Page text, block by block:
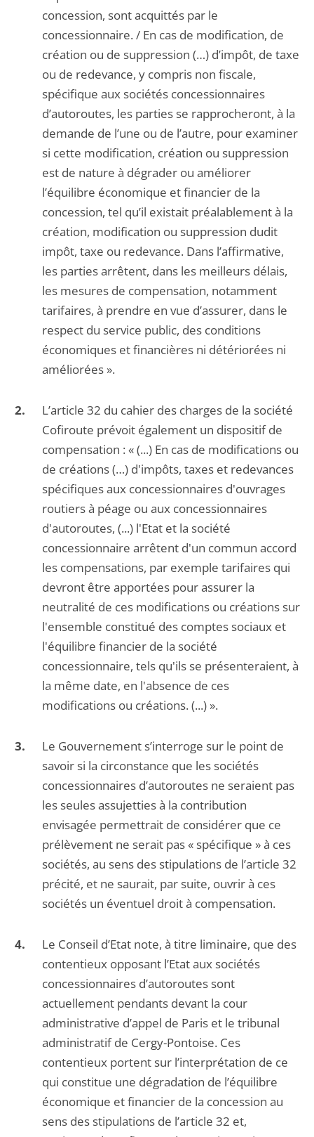
concession, sont acquittés par le
concessionnaire. / En cas de modification, de
création ou de suppression (…) d’impôt, de taxe
ou de redevance, y compris non fiscale,
spécifique aux sociétés concessionnaires
d’autoroutes, les parties se rapprocheront, à la
demande de l’une ou de l’autre, pour examiner
si cette modification, création ou suppression
est de nature à dégrader ou améliorer
l’équilibre économique et financier de la
concession, tel qu’il existait préalablement à la
création, modification ou suppression dudit
impôt, taxe ou redevance. Dans l’affirmative,
les parties arrêtent, dans les meilleurs délais,
les mesures de compensation, notamment
tarifaires, à prendre en vue d’assurer, dans le
respect du service public, des conditions
économiques et financières ni détériorées ni
améliorées ».
L’article 32 du cahier des charges de la société
Cofiroute prévoit également un dispositif de
compensation : « (...) En cas de modifications ou
de créations (…) d'impôts, taxes et redevances
spécifiques aux concessionnaires d'ouvrages
routiers à péage ou aux concessionnaires
d'autoroutes, (...) l'Etat et la société
concessionnaire arrêtent d'un commun accord
les compensations, par exemple tarifaires qui
devront être apportées pour assurer la
neutralité de ces modifications ou créations sur
l'ensemble constitué des comptes sociaux et
l'équilibre financier de la société
concessionnaire, tels qu'ils se présenteraient, à
la même date, en l'absence de ces
modifications ou créations. (...) ».
Le Gouvernement s’interroge sur le point de
savoir si la circonstance que les sociétés
concessionnaires d’autoroutes ne seraient pas
les seules assujetties à la contribution
envisagée permettrait de considérer que ce
prélèvement ne serait pas « spécifique » à ces
sociétés, au sens des stipulations de l’article 32
précité, et ne saurait, par suite, ouvrir à ces
sociétés un éventuel droit à compensation.
Le Conseil d’Etat note, à titre liminaire, que des
contentieux opposant l’Etat aux sociétés
concessionnaires d’autoroutes sont
actuellement pendants devant la cour
administrative d’appel de Paris et le tribunal
administratif de Cergy-Pontoise. Ces
contentieux portent sur l’interprétation de ce
qui constitue une dégradation de l’équilibre
économique et financier de la concession au
sens des stipulations de l’article 32 et,